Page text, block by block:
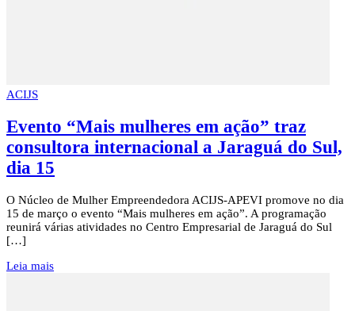
ACIJS
Evento “Mais mulheres em ação” traz
consultora internacional a Jaraguá do Sul,
dia 15
O Núcleo de Mulher Empreendedora ACIJS-APEVI promove no dia
15 de março o evento “Mais mulheres em ação”. A programação
reunirá várias atividades no Centro Empresarial de Jaraguá do Sul
[…]
Leia mais